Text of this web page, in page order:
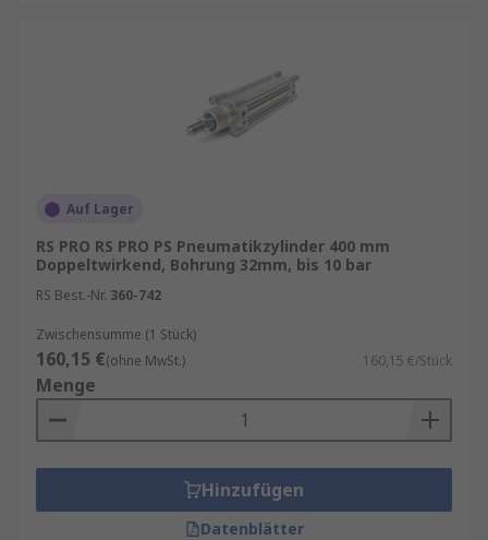
Auf Lager
RS PRO RS PRO PS Pneumatikzylinder 400 mm
Doppeltwirkend, Bohrung 32mm, bis 10 bar
RS Best.-Nr. 360-742
Zwischensumme (1 Stück)
160,15 €(ohne MwSt.) 160,15 €/Stück
Menge
Hinzufügen
Datenblätter